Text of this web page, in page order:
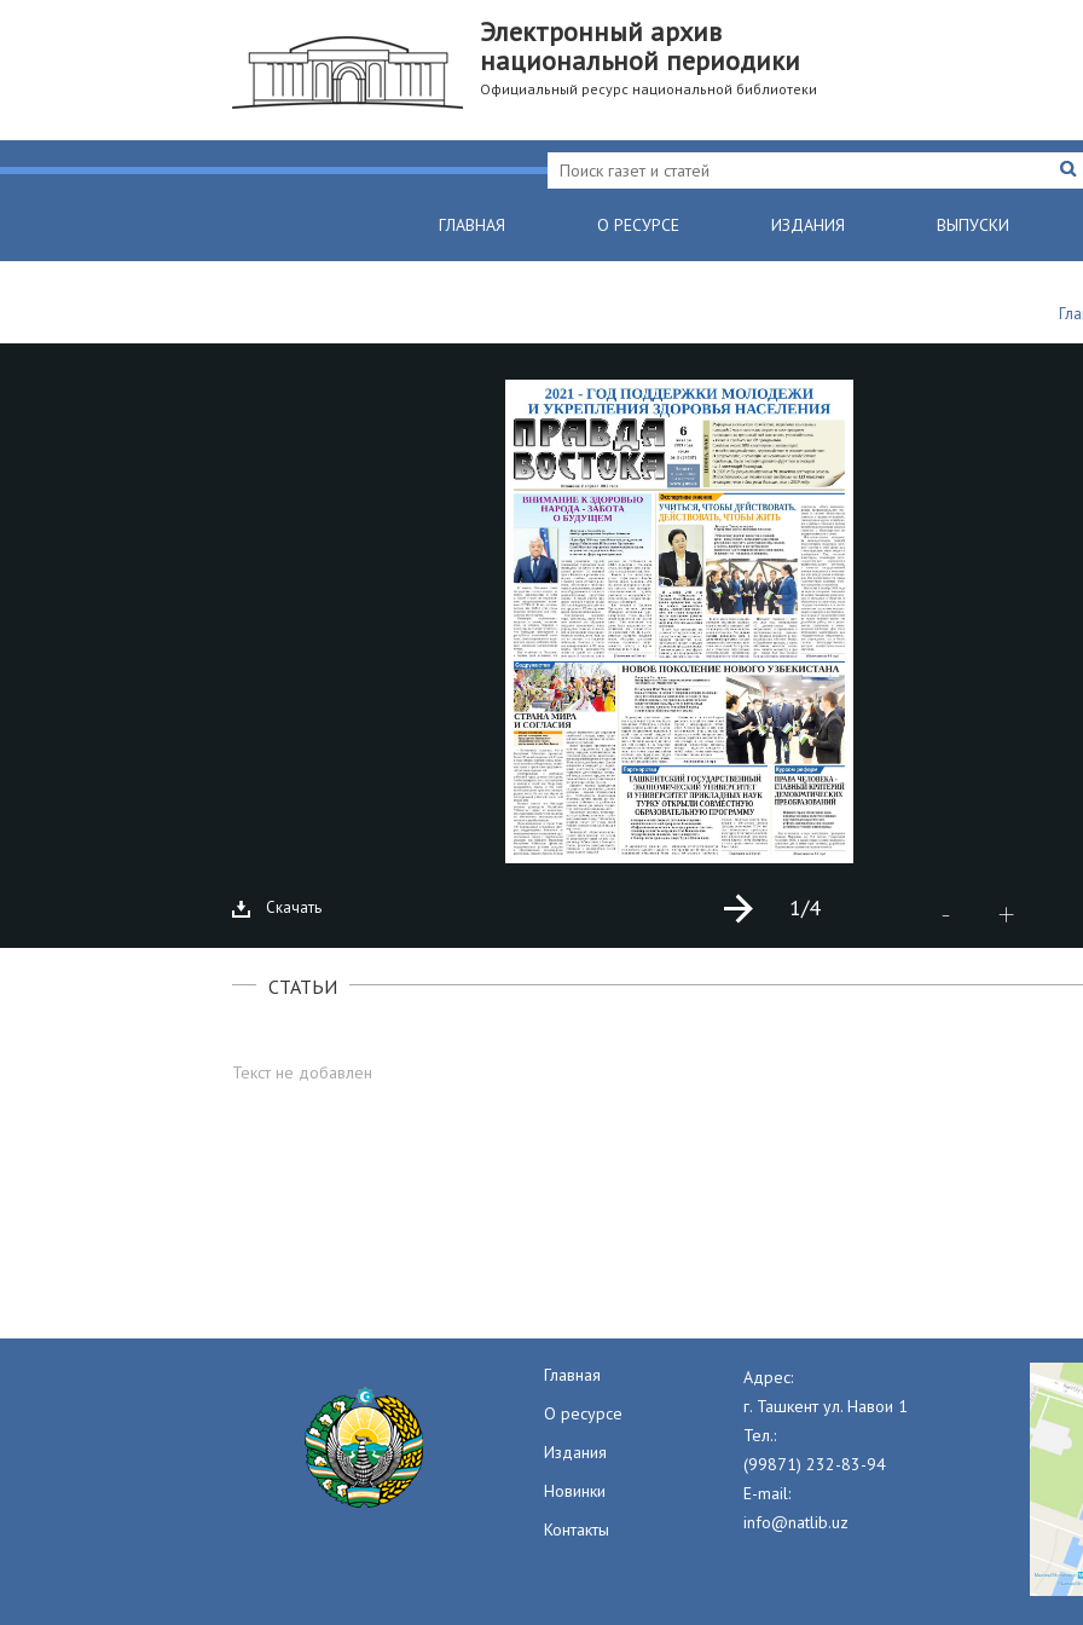
Электронный архив
национальной периодики
Официальный ресурс национальной библиотеки
ГЛАВНАЯ О РЕСУРСЕ ИЗДАНИЯ ВЫПУСКИ
Скачать - +
1/4
СТАТЬИ
Текст не добавлен
Главная
О ресурсе
Издания
Новинки
Контакты
Адрес:
г. Ташкент ул. Навои 1
Тел.:
(99871) 232-83-94
E-mail:
info@natlib.uz